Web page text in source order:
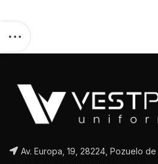
Av. Europa, 19, 28224, Pozuelo